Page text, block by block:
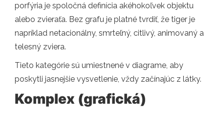
porfýria je spoločná definícia akéhokoľvek objektu
alebo zvieraťa. Bez grafu je platné tvrdiť, že tiger je
napríklad netacionálny, smrteľný, citlivý, animovaný a
telesný zviera.
Tieto kategórie sú umiestnené v diagrame, aby
poskytli jasnejšie vysvetlenie, vždy začínajúc z látky.
Komplex (grafická)